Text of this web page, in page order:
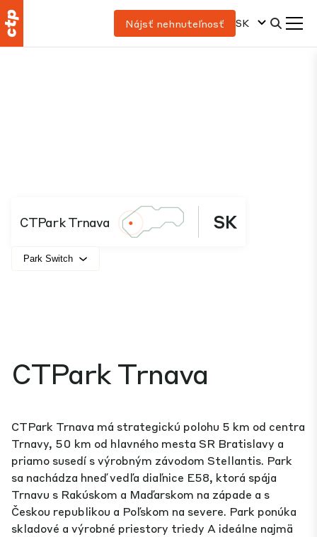
Nájsť nehnuteľnosť SK
CTPark Trnava SK
Park Switch
CTPark Trnava
CTPark Trnava má strategickú polohu 5 km od centra
Trnavy, 50 km od hlavného mesta SR Bratislavy a
priamo susedí s výrobným závodom Stellantis. Park
sa nachádza hneď vedľa diaľnice E58, ktorá spája
Trnavu s Rakúskom a Maďarskom na západe a s
Českou republikou a Poľskom na severe. Park ponúka
skladové a výrobné priestory triedy A ideálne najmä